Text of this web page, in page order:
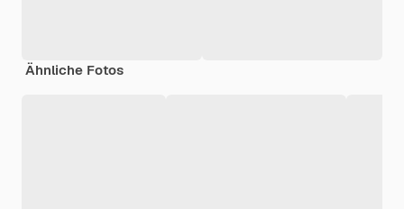
Ähnliche Fotos